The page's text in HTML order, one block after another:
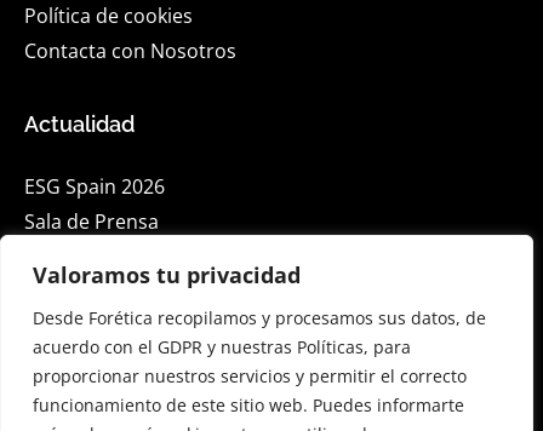
Valoramos tu privacidad
Desde Forética recopilamos y procesamos sus datos, de
acuerdo con el GDPR y nuestras Políticas, para
proporcionar nuestros servicios y permitir el correcto
funcionamiento de este sitio web. Puedes informarte
Política de cookies
Contacta con Nosotros
Actualidad
ESG Spain 2026
Sala de Prensa
Eventos
Suscríbete a nuestra Newsletter en Linkedin
English